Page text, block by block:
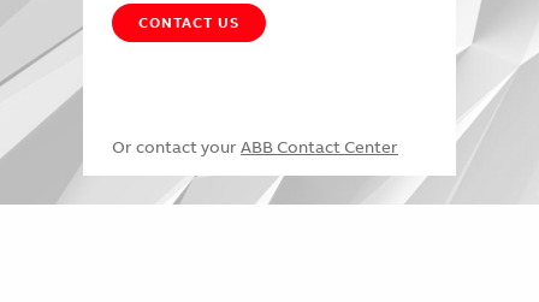
CONTACT US
Or contact your ABB Contact Center